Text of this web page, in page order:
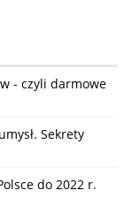
- czyli darmowe
Sekrety
do 2022 r.